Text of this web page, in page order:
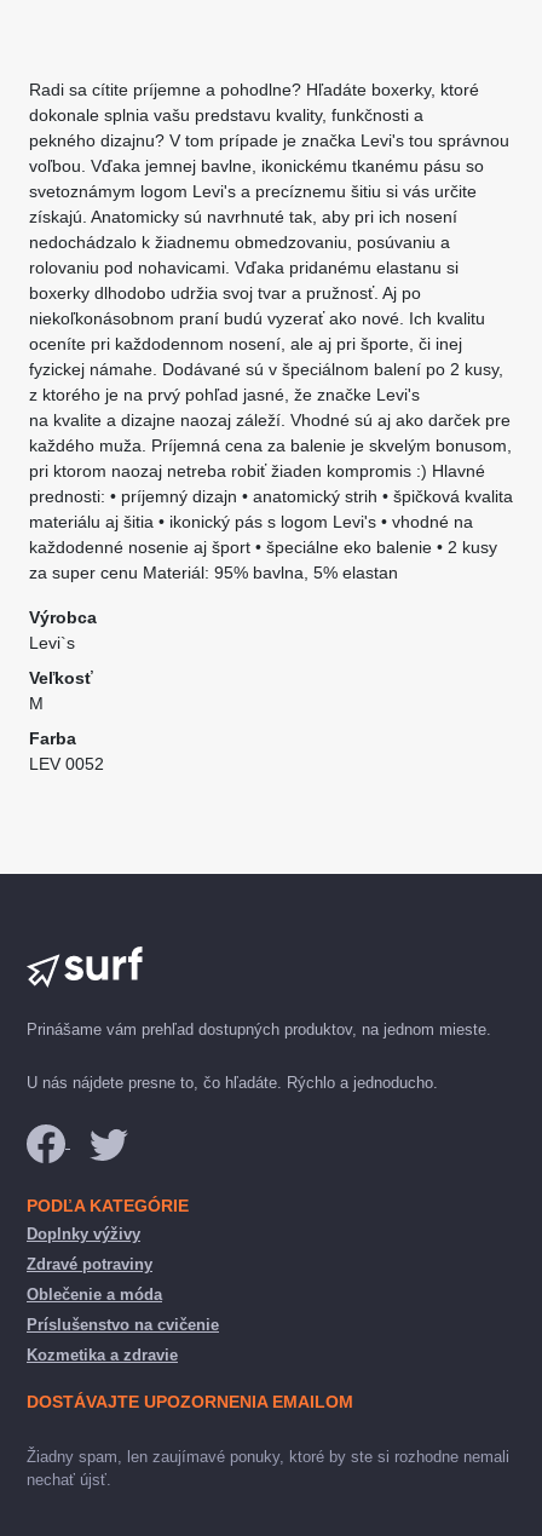
Radi sa cítite príjemne a pohodlne? Hľadáte boxerky, ktoré
dokonale splnia vašu predstavu kvality, funkčnosti a
pekného dizajnu? V tom prípade je značka Levi's tou správnou
voľbou. Vďaka jemnej bavlne, ikonickému tkanému pásu so
svetoznámym logom Levi's a precíznemu šitiu si vás určite
získajú. Anatomicky sú navrhnuté tak, aby pri ich nosení
nedochádzalo k žiadnemu obmedzovaniu, posúvaniu a
rolovaniu pod nohavicami. Vďaka pridanému elastanu si
boxerky dlhodobo udržia svoj tvar a pružnosť. Aj po
niekoľkonásobnom praní budú vyzerať ako nové. Ich kvalitu
oceníte pri každodennom nosení, ale aj pri športe, či inej
fyzickej námahe. Dodávané sú v špeciálnom balení po 2 kusy,
z ktorého je na prvý pohľad jasné, že značke Levi's
na kvalite a dizajne naozaj záleží. Vhodné sú aj ako darček pre
každého muža. Príjemná cena za balenie je skvelým bonusom,
pri ktorom naozaj netreba robiť žiaden kompromis :) Hlavné
prednosti: • príjemný dizajn • anatomický strih • špičková kvalita
materiálu aj šitia • ikonický pás s logom Levi's • vhodné na
každodenné nosenie aj šport • špeciálne eko balenie • 2 kusy
za super cenu Materiál: 95% bavlna, 5% elastan
Výrobca
Levi`s
Veľkosť
M
Farba
LEV 0052
Prinášame vám prehľad dostupných produktov, na jednom mieste.
U nás nájdete presne to, čo hľadáte. Rýchlo a jednoducho.
PODĽA KATEGÓRIE
Doplnky výživy
Zdravé potraviny
Oblečenie a móda
Príslušenstvo na cvičenie
Kozmetika a zdravie
DOSTÁVAJTE UPOZORNENIA EMAILOM
Žiadny spam, len zaujímavé ponuky, ktoré by ste si rozhodne nemali
nechať újsť.